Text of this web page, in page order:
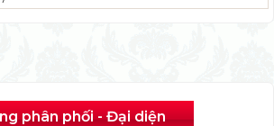
phân phối - Đại diện